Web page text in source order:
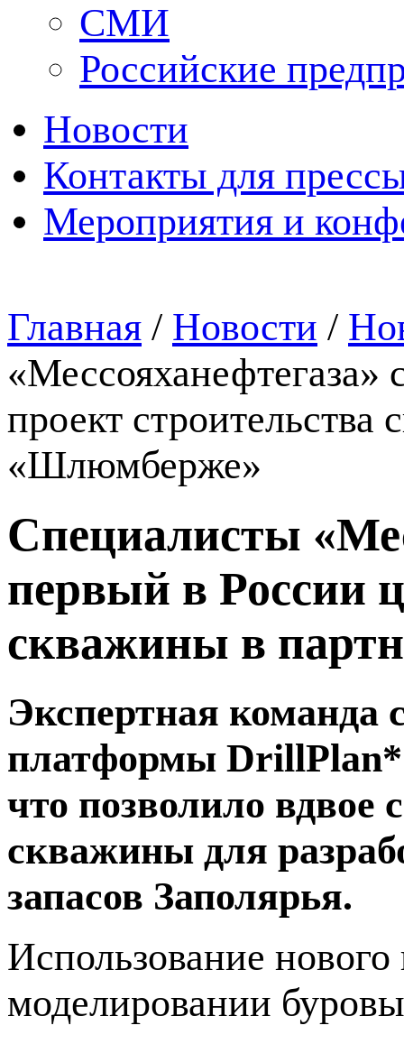
СМИ
Российские
Новости
Контакты для
Мероприятия и
Главная / Новости /
проект строительства
«Шлюмберже»
Специалисты
первый в России
скважины в
Экспертная команда
платформы DrillPlan*
что позволило вдвое
скважины для
запасов Заполярья.
Использование
моделировании